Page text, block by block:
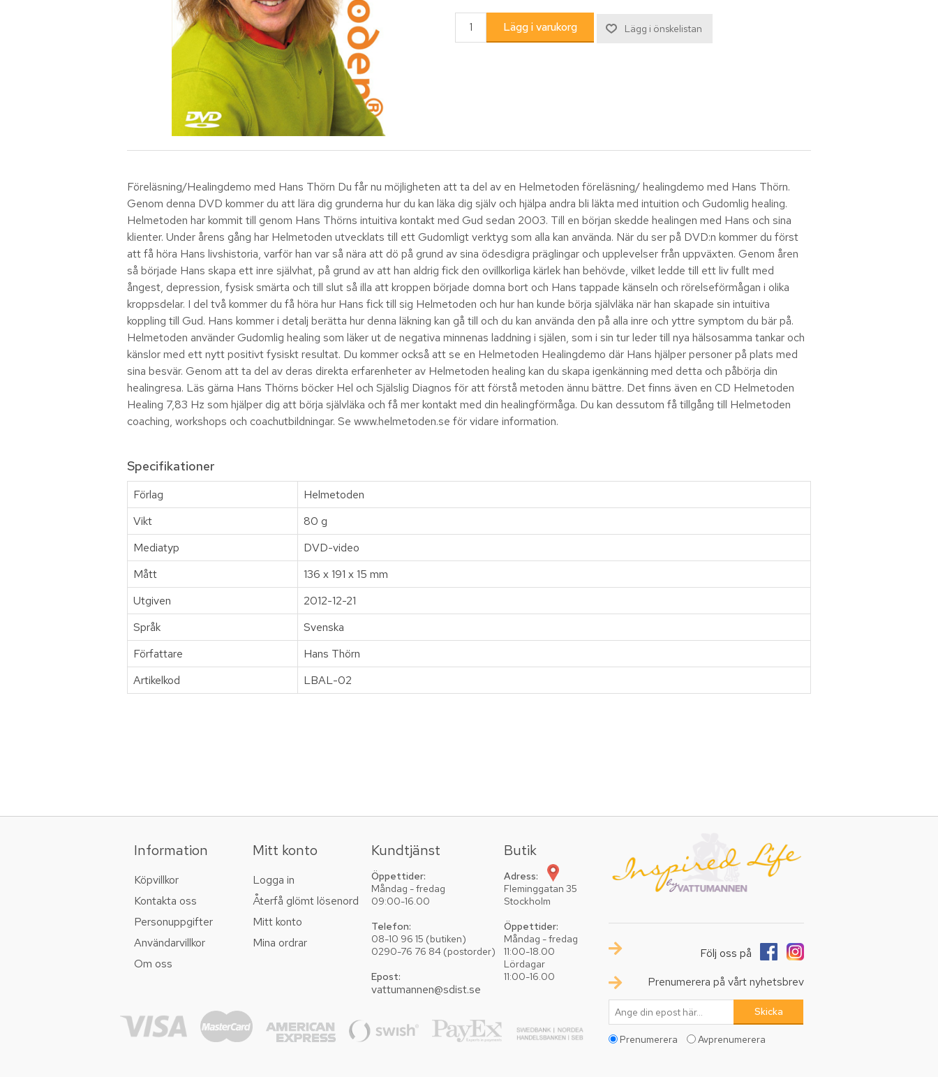
Föreläsning/Healingdemo med Hans Thörn Du får nu möjligheten att ta del av en Helmetoden föreläsning/ healingdemo med Hans Thörn.
Genom denna DVD kommer du att lära dig grunderna hur du kan läka dig själv och hjälpa andra bli läkta med intuition och Gudomlig healing.
Helmetoden har kommit till genom Hans Thörns intuitiva kontakt med Gud sedan 2003. Till en början skedde healingen med Hans och sina
klienter. Under årens gång har Helmetoden utvecklats till ett Gudomligt verktyg som alla kan använda. När du ser på DVD:n kommer du först
att få höra Hans livshistoria, varför han var så nära att dö på grund av sina ödesdigra präglingar och upplevelser från uppväxten. Genom åren
så började Hans skapa ett inre självhat, på grund av att han aldrig fick den ovillkorliga kärlek han behövde, vilket ledde till ett liv fullt med
ångest, depression, fysisk smärta och till slut så illa att kroppen började domna bort och Hans tappade känseln och rörelseförmågan i olika
kroppsdelar. I del två kommer du få höra hur Hans fick till sig Helmetoden och hur han kunde börja självläka när han skapade sin intuitiva
koppling till Gud. Hans kommer i detalj berätta hur denna läkning kan gå till och du kan använda den på alla inre och yttre symptom du bär på.
Helmetoden använder Gudomlig healing som läker ut de negativa minnenas laddning i själen, som i sin tur leder till nya hälsosamma tankar och
känslor med ett nytt positivt fysiskt resultat. Du kommer också att se en Helmetoden Healingdemo där Hans hjälper personer på plats med
sina besvär. Genom att ta del av deras direkta erfarenheter av Helmetoden healing kan du skapa igenkänning med detta och påbörja din
healingresa. Läs gärna Hans Thörns böcker Hel och Själslig Diagnos för att förstå metoden ännu bättre. Det finns även en CD Helmetoden
Healing 7,83 Hz som hjälper dig att börja självläka och få mer kontakt med din healingförmåga. Du kan dessutom få tillgång till Helmetoden
coaching, workshops och coachutbildningar. Se www.helmetoden.se för vidare information.
Specifikationer
Förlag
Helmetoden
Vikt
80 g
Mediatyp
DVD-video
Mått
136 x 191 x 15 mm
Utgiven
2012-12-21
Språk
Svenska
Författare
Hans Thörn
Artikelkod
LBAL-02
Information
Köpvillkor
Kontakta oss
Personuppgifter
Användarvillkor
Om oss
Mitt konto
Logga in
Återfå glömt lösenord
Mitt konto
Mina ordrar
Kundtjänst
Öppettider:
Måndag - fredag
09:00-16.00
Telefon:
08-10 96 15 (butiken)
0290-76 76 84 (postorder)
Epost:
vattumannen@sdist.se
Butik
Adress:
Fleminggatan 35
Stockholm
Öppettider:
Måndag - fredag
11:00-18.00
Lördagar
11:00-16.00
Följ oss på
Prenumerera på vårt nyhetsbrev
Prenumerera Avprenumerera